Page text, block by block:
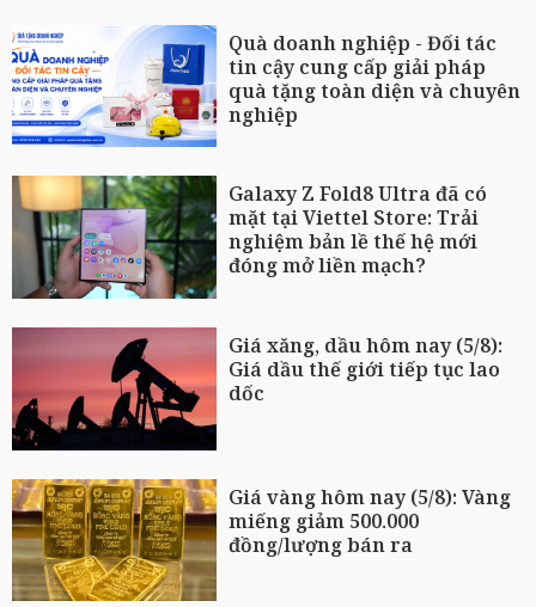
Quà doanh nghiệp - Đối tác
tin cậy cung cấp giải pháp
quà tặng toàn diện và chuyên
nghiệp
Galaxy Z Fold8 Ultra đã có
mặt tại Viettel Store: Trải
nghiệm bản lề thế hệ mới
đóng mở liền mạch?
Giá xăng, dầu hôm nay (5/8):
Giá dầu thế giới tiếp tục lao
dốc
Giá vàng hôm nay (5/8): Vàng
miếng giảm 500.000
đồng/lượng bán ra